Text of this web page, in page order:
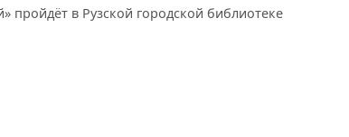
пройдёт в Рузской городской библиотеке